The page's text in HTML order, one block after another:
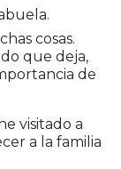
cosas.
que deja,
de
visitado a
a la familia